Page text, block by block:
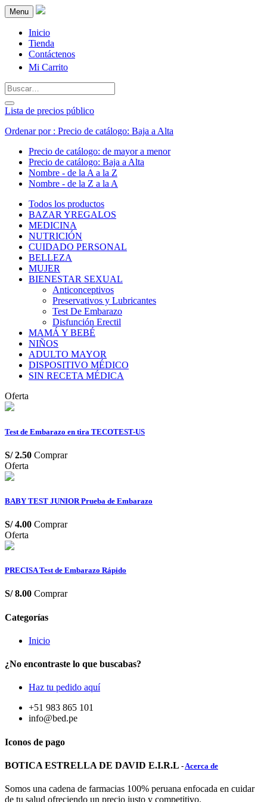
Menu
Inicio
Tienda
Contáctenos
Mi Carrito
Lista de precios público
Ordenar por : Precio de catálogo: Baja a Alta
Precio de catálogo: de mayor a menor
Precio de catálogo: Baja a Alta
Nombre - de la A a la Z
Nombre - de la Z a la A
Todos los productos
BAZAR YREGALOS
MEDICINA
NUTRICIÓN
CUIDADO PERSONAL
BELLEZA
MUJER
BIENESTAR SEXUAL
Anticonceptivos
Preservativos y Lubricantes
Test De Embarazo
Disfunción Erectil
MAMÁ Y BEBÉ
NIÑOS
ADULTO MAYOR
DISPOSITIVO MÉDICO
SIN RECETA MÉDICA
Oferta
Test de Embarazo en tira TECOTEST-US
S/2.50 Comprar
Oferta
BABY TEST JUNIOR Prueba de Embarazo
S/4.00 Comprar
Oferta
PRECISA Test de Embarazo Rápido
S/8.00 Comprar
Categorías
Inicio
¿No encontraste lo que buscabas?
Haz tu pedido aquí
+51 983 865 101
info@bed.pe
Iconos de pago
BOTICA ESTRELLA DE DAVID E.I.R.L - Acerca de
Somos una cadena de farmacias 100% peruana enfocada en cuidar
de tu salud ofreciendo un precio justo y competitivo.